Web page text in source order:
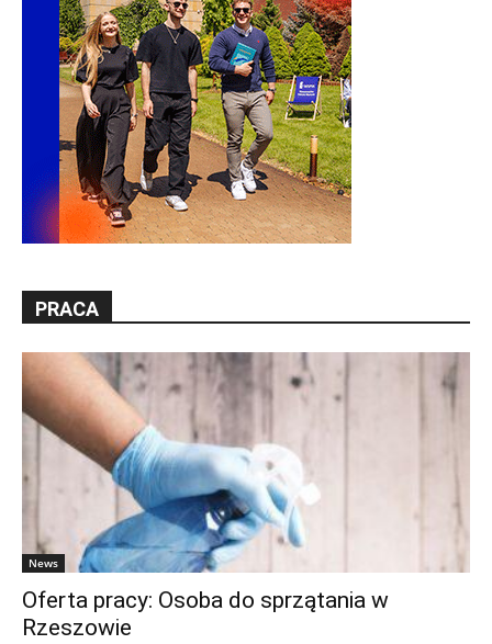
PRACA
News
Oferta pracy: Osoba do sprzątania w
Rzeszowie